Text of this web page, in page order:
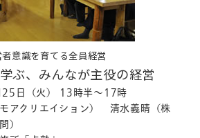
研究」のレポートを公開し
すための仕事の見直し方」
を公開しました。
ュ」のレポートを公開しま
意識を育てる全員経営
ぶ、みんなが主役の経営
日（火） 13時半～17時
アクリエイション） 清水義晴（株
）